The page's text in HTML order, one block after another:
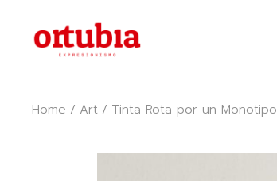
content
Home Art Tinta Rota por un Monotipo